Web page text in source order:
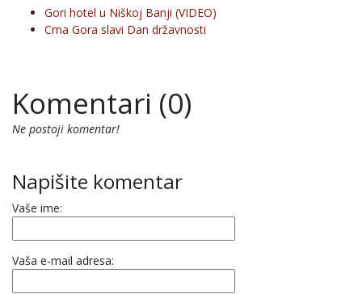
Gori hotel u Niškoj Banji (VIDEO)
Crna Gora slavi Dan državnosti
Komentari (0)
Ne postoji komentar!
Napišite komentar
Vaše ime:
Vaša e-mail adresa: